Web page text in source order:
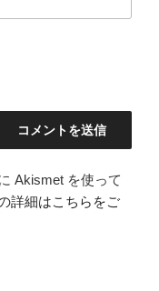
Akismet を使って
詳細はこちらをご